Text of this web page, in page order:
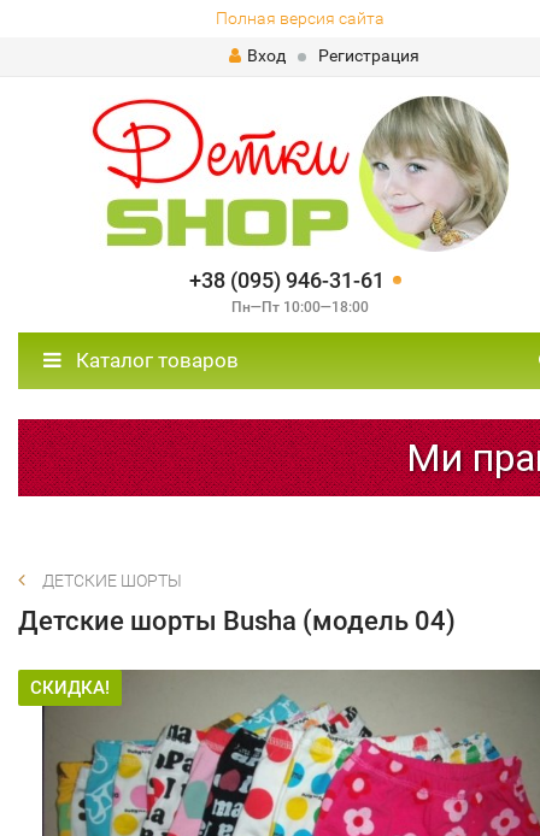
Полная версия сайта
Вход
Регистрация
+38 (095) 946-31-61
Пн—Пт 10:00—18:00
Каталог товаров
Ми
ДЕТСКИЕ ШОРТЫ
Детские шорты Busha (модель 04)
СКИДКА!